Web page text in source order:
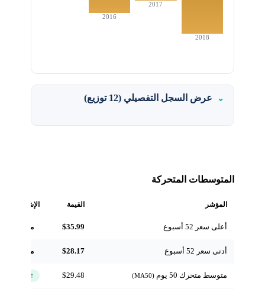
2018
2017
2016
عرض السجل التفصيلي (12 توزيع)
المتوسطات المتحركة
المؤشر القيمة الإشارة
أعلى سعر 52 أسبوع $35.99 مرجعي
أدنى سعر 52 أسبوع $28.17 مرجعي
متوسط متحرك 50 يوم $29.48 ↑ فوق